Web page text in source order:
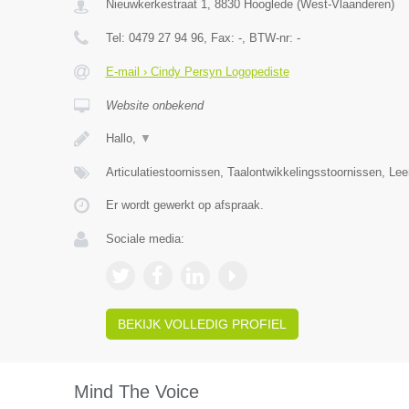
Nieuwkerkestraat 1, 8830 Hooglede(West-Vlaanderen)
Tel: 0479 27 94 96, Fax: -, BTW-nr: -
E-mail › Cindy Persyn Logopediste
Website onbekend
Hallo, ▼
Articulatiestoornissen, Taalontwikkelingsstoornissen,
Er wordt gewerkt op afspraak.
Sociale media:
BEKIJK VOLLEDIG PROFIEL
Mind The Voice